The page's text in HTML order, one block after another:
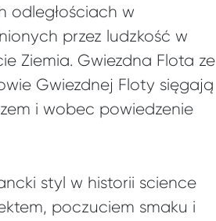
odległościach w
przez ludzkość w
Ziemia. Gwiezdna Flota ze
Gwiezdnej Floty sięgają
i wobec powiedzenie
styl w historii science
poczuciem smaku i